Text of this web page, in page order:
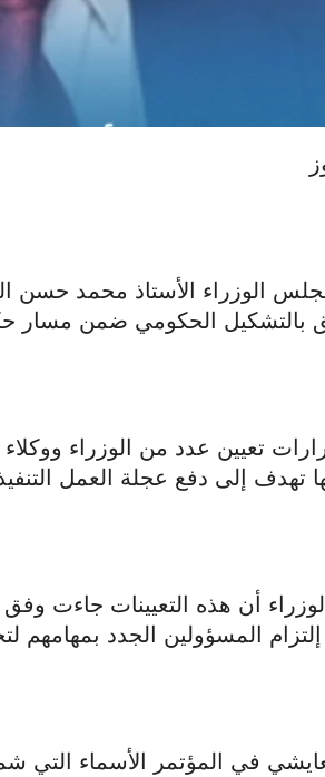
الوزراء الأستاذ محمد حسن
بالتشكيل الحكومي ضمن مسار
تعيين عدد من الوزراء
تهدف إلى دفع عجلة العمل
أن هذه التعيينات جاءت وفق
المسؤولين الجدد بمهامهم
في المؤتمر الأسماء التي